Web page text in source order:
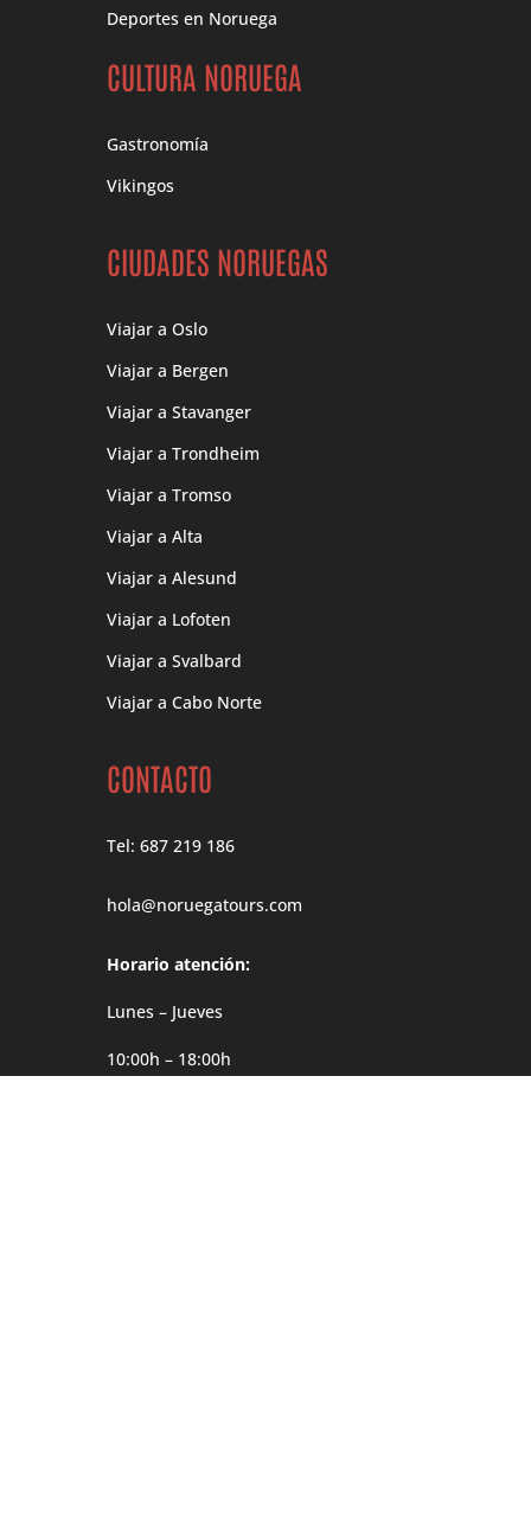
Deportes en Noruega
CULTURA NORUEGA
Gastronomía
Vikingos
CIUDADES NORUEGAS
Viajar a Oslo
Viajar a Bergen
Viajar a Stavanger
Viajar a Trondheim
Viajar a Tromso
Viajar a Alta
Viajar a Alesund
Viajar a Lofoten
Viajar a Svalbard
Viajar a Cabo Norte
CONTACTO
Tel: 687 219 186
hola@noruegatours.com
Horario atención:
Lunes – Jueves
10:00h – 18:00h